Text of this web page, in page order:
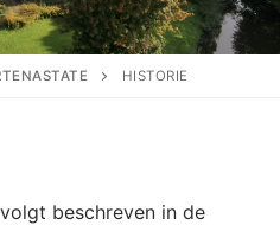
HISTORIE
beschreven in de